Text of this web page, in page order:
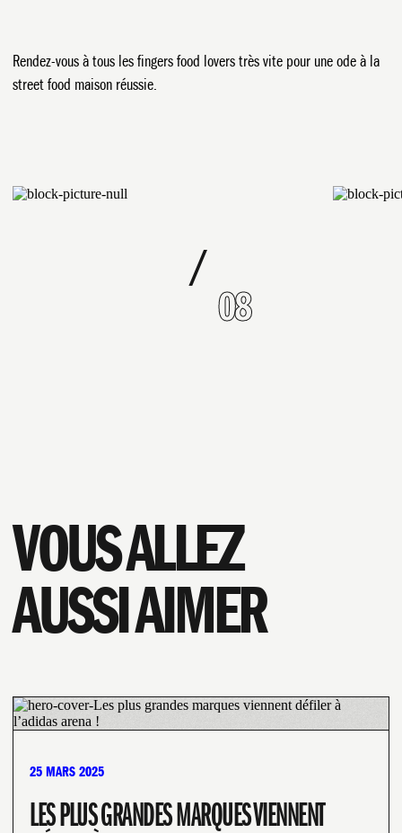
PROGRAMMATION
Rendez-vous à tous les fingers food lovers très vite pour une ode à la
street food maison réussie.
/
08
VOUS ALLEZ
AUSSI AIMER
25 MARS 2025
LES PLUS GRANDES MARQUES VIENNENT